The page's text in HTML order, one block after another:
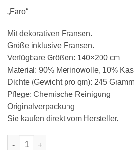
„Faro“
Mit dekorativen Fransen.
Größe inklusive Fransen.
Verfügbare Größen: 140×200 cm
Material: 90% Merinowolle, 10%
Dichte (Gewicht pro qm): 245 Gramm
Pflege: Chemische Reinigung
Originalverpackung
Sie kaufen direkt vom Hersteller.
Wolldecke & Wollplaid, 90 %